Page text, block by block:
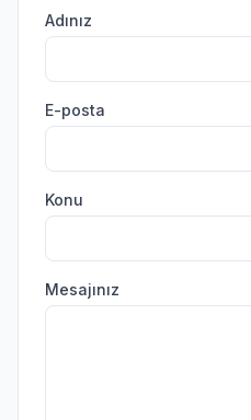
Adınız
E-posta
Konu
Mesajınız